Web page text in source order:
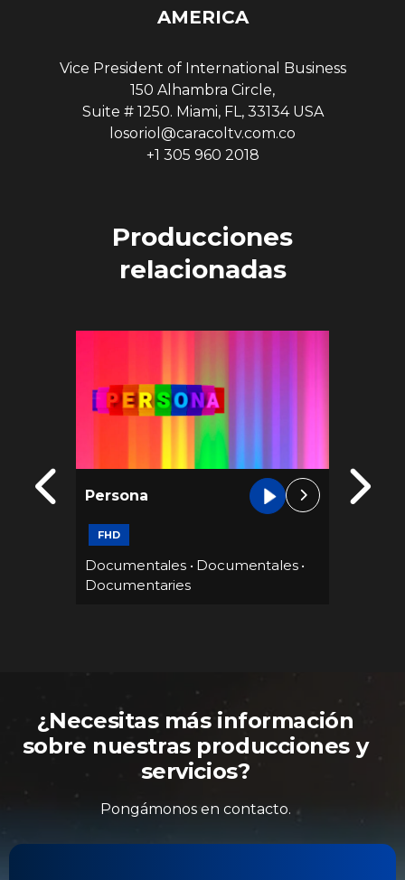
AMERICA
Vice President of International Business
150 Alhambra Circle,
Suite # 1250. Miami, FL, 33134 USA
losoriol@caracoltv.com.co
+1 305 960 2018
Producciones
relacionadas
Persona
FHD
Documentales• Documentales•
Documentaries
Pelé
¿Necesitas más información
sobre nuestras producciones y
servicios?
Pongámonos en contacto.